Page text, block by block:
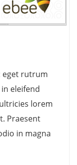
eget rutrum
eleifend
lorem
Praesent
in magna